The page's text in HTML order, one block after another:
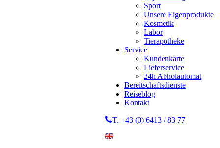
Sport
Unsere Eigenprodukte
Kosmetik
Labor
Tierapotheke
Service
Kundenkarte
Lieferservice
24h Abholautomat
Bereitschaftsdienste
Reiseblog
Kontakt
T. +43 (0) 6413 / 83 77